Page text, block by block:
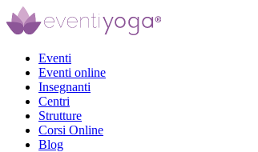
Eventi
Eventi online
Insegnanti
Centri
Strutture
Corsi Online
Blog